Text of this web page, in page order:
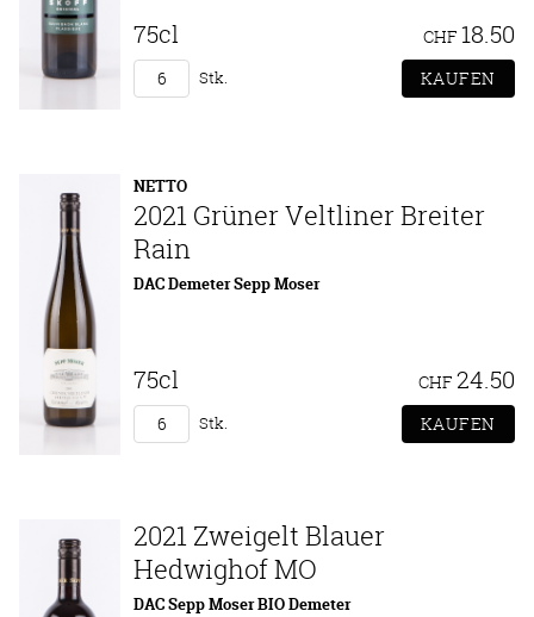
75cl CHF 18.50
Stk.
NETTO
2021 Grüner Veltliner Breiter
Rain
DAC Demeter Sepp Moser
75cl CHF 24.50
Stk.
2021 Zweigelt Blauer
Hedwighof MO
DAC Sepp Moser BIO Demeter